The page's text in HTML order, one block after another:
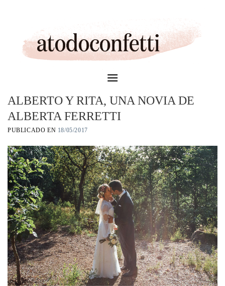
ALBERTO Y RITA, UNA NOVIA DE
ALBERTA FERRETTI
PUBLICADO EN 18/05/2017